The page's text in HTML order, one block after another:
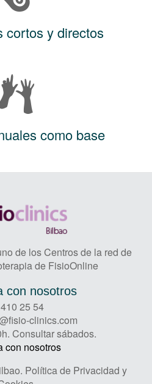
cortos y directos
como base
de los Centros de la red de
de FisioOnline
con nosotros
25 54
clinics.com
Consultar sábados.
con nosotros
Política de Privacidad y